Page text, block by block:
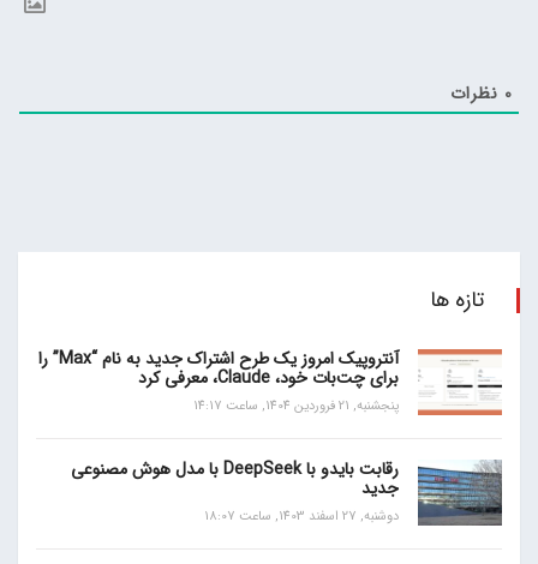
0 نظرات
تازه ها
آنتروپیک امروز یک طرح اشتراک جدید به نام “Max” را
برای چت‌بات خود، Claude، معرفی کرد
پنجشنبه, 21 فروردین 1404, ساعت 14:17
رقابت بایدو با DeepSeek با مدل هوش مصنوعی
جدید
دوشنبه, 27 اسفند 1403, ساعت 18:07